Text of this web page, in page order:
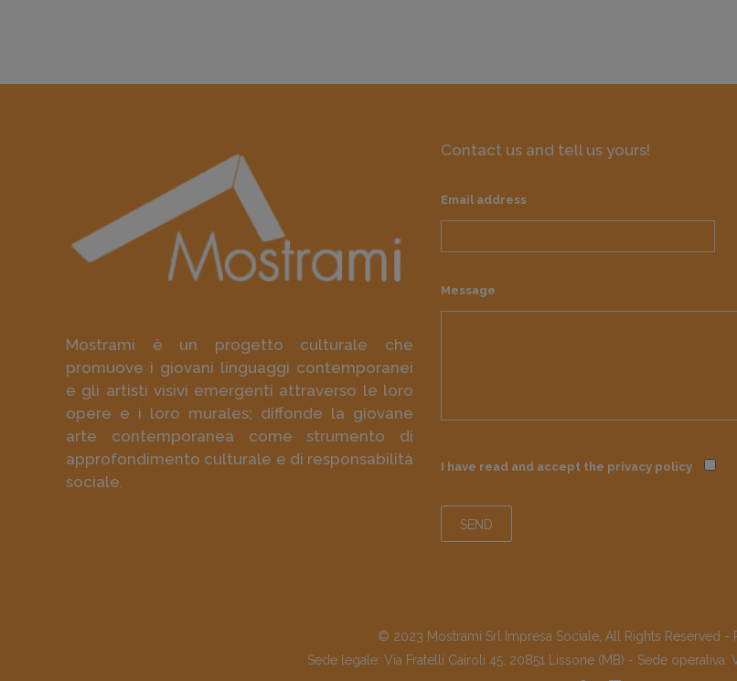
Mostrami è un progetto culturale che
promuove i giovani linguaggi contemporanei
e gli artisti visivi emergenti attraverso le loro
opere e i loro murales; diffonde la giovane
arte contemporanea come strumento di
approfondimento culturale e di responsabilità
sociale.
Contact us and tell us yours!
Email address
Message
I have read and accept the privacy policy
© 2023 Mostrami Srl Impresa Sociale, All Rights Reserved -
Sede legale: Via Fratelli Cairoli 45, 20851 Lissone (MB) - Sede operativa: